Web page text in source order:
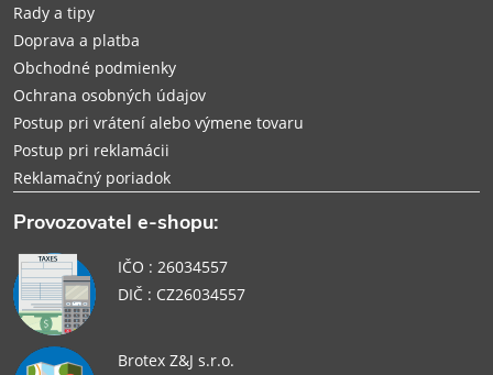
e
Rady a tipy
Doprava a platba
Obchodné podmienky
Ochrana osobných údajov
Postup pri vrátení alebo výmene tovaru
Postup pri reklamácii
Reklamačný poriadok
Provozovatel e-shopu:
IČO : 26034557
DIČ : CZ26034557
Brotex Z&J s.r.o.